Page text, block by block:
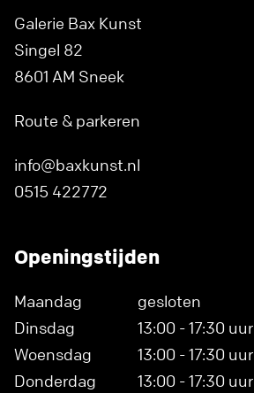
Galerie Bax Kunst
Singel 82
8601 AM Sneek
Route & parkeren
info@baxkunst.nl
0515 422772
Openingstijden
Maandag
gesloten
Dinsdag
13:00 - 17:30 uur
Woensdag
13:00 - 17:30 uur
Donderdag
13:00 - 17:30 uur